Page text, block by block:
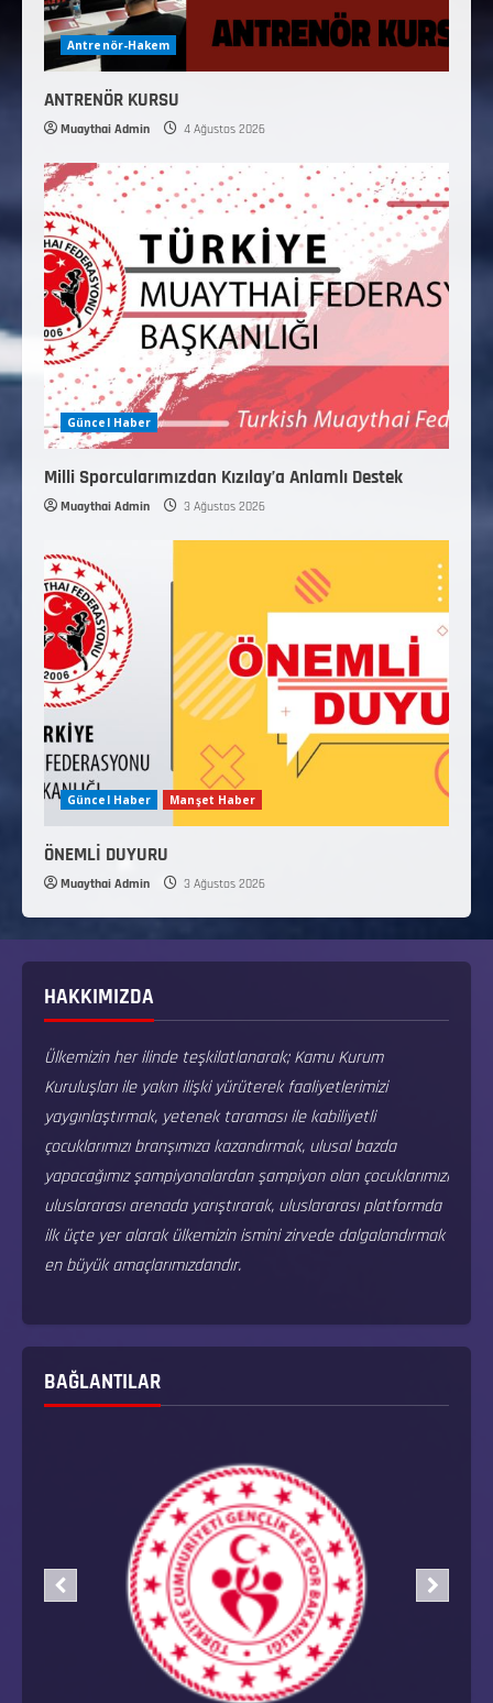
Antrenör-Hakem
ANTRENÖR KURSU
Muaythai Admin 4 Ağustos 2026
Güncel Haber
Milli Sporcularımızdan Kızılay’a Anlamlı Destek
Muaythai Admin 3 Ağustos 2026
Güncel Haber Manşet Haber
ÖNEMLİ DUYURU
Muaythai Admin 3 Ağustos 2026
HAKKIMIZDA
Ülkemizin her ilinde teşkilatlanarak; Kamu Kurum
Kuruluşları ile yakın ilişki yürüterek faaliyetlerimizi
yaygınlaştırmak, yetenek taraması ile kabiliyetli
çocuklarımızı branşımıza kazandırmak, ulusal bazda
yapacağımız şampiyonalardan şampiyon olan çocuklarımızı
uluslararası arenada yarıştırarak, uluslararası platformda
ilk üçte yer alarak ülkemizin ismini zirvede dalgalandırmak
en büyük amaçlarımızdandır.
BAĞLANTILAR